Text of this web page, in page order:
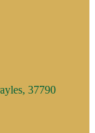
37790